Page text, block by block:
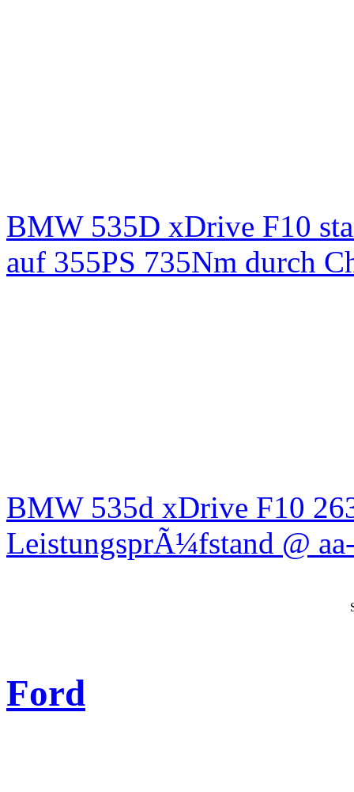
BMW 535D xDrive F10
auf 355PS 735Nm durch
BMW 535d xDrive F10
LeistungsprÃ¼fstand @
Ford